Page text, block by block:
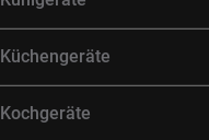
Küchengeräte
Kochgeräte